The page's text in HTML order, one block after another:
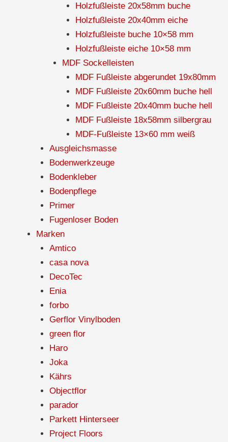
Holzfußleiste 20x58mm buche
Holzfußleiste 20x40mm eiche
Holzfußleiste buche 10×58 mm
Holzfußleiste eiche 10×58 mm
MDF Sockelleisten
MDF Fußleiste abgerundet 19x80mm
MDF Fußleiste 20x60mm buche hell
MDF Fußleiste 20x40mm buche hell
MDF Fußleiste 18x58mm silbergrau
MDF-Fußleiste 13×60 mm weiß
Ausgleichsmasse
Bodenwerkzeuge
Bodenkleber
Bodenpflege
Primer
Fugenloser Boden
Marken
Amtico
casa nova
DecoTec
Enia
forbo
Gerflor Vinylboden
green flor
Haro
Joka
Kährs
Objectflor
parador
Parkett Hinterseer
Project Floors